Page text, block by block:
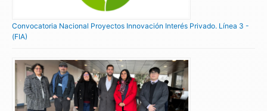
Convocatoria Nacional Proyectos Innovación Interés Privado. Línea 3 -
(FIA)